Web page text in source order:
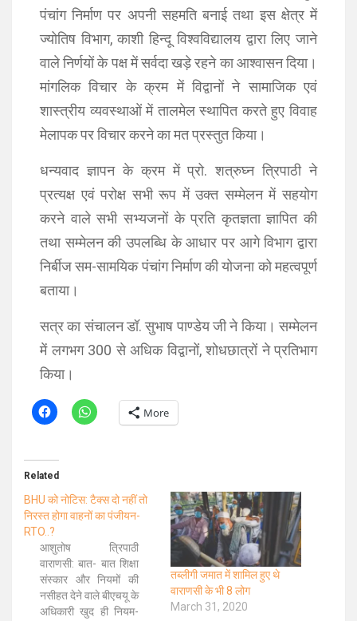
पंचांग निर्माण पर अपनी सहमति बनाई तथा इस क्षेत्र में
ज्‍योतिष विभाग, काशी हिन्‍दू विश्‍वविद्यालय द्वारा लिए जाने
वाले निर्णयों के पक्ष में सर्वदा खड़े रहने का आश्‍वासन दिया।
मांगलिक विचार के क्रम में विद्वानों ने सामाजिक एवं
शास्‍त्रीय व्‍यवस्‍थाओं में तालमेल स्‍थापित करते हुए विवाह
मेलापक पर विचार करने का मत प्रस्‍तुत किया।
धन्‍यवाद ज्ञापन के क्रम में प्रो. शत्रुघ्‍न त्रिपाठी ने
प्रत्‍यक्ष एवं परोक्ष सभी रूप में उक्‍त सम्‍मेलन में सहयोग
करने वाले सभी सभ्‍यजनों के प्रति कृतज्ञता ज्ञापित की
तथा सम्‍मेलन की उप‍लब्धि के आधार पर आगे विभाग द्वारा
निर्बीज सम-सामयिक पंचांग निर्माण की योजना को महत्‍वपूर्ण
बताया।
सत्र का संचालन डॉ. सुभाष पाण्‍डेय जी ने किया। सम्‍मेलन
में लगभग 300 से अधिक विद्वानों, शोधछात्रों ने प्रतिभाग
किया।
More
Related
BHU को नोटिस: टैक्स दो नहीं तो
निरस्त होगा वाहनों का पंजीयन-
RTO..?
आशुतोष त्रिपाठी
वाराणसी: बात- बात शिक्षा
संस्कार और नियमों की
नसीहत देने वाले बीएचयू के
अधिकारी खुद ही नियम-
तब्लीगी जमात में शामिल हुए थे
वाराणसी के भी 8 लोग
March 31, 2020